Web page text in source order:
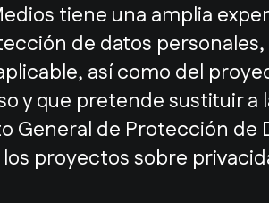
tiene una amplia
de datos
así como del
y que pretende sustituir a
General de Protección de
proyectos sobre